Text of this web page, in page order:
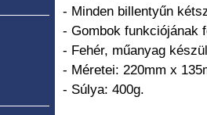
- Minden billentyűn
- Gombok funkciójának
- Fehér, műanyag
- Méretei: 220mm x
- Súlya: 400g.